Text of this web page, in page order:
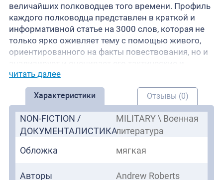
величайших полководцев того времени. Профиль
каждого полководца представлен в краткой и
информативной статье на 3000 слов, которая не
только ярко оживляет тему с помощью живого,
ориентированного на факты повествования, но и
стратегические способности.
Книга «Великие полководцы современного мира»
столь же доступна и информативна, как и строгая
и научная, является идеальным вступлением в
свою тему для неспециалиста, а также
стимулирующим и побуждающим к
знаний о военной истории. Со своими
на великих полководцах древней, средневековой
читать далее
Характеристики Отзывы (0)
NON-FICTION /
ДОКУМЕНТАЛИСТИКА
MILITARY \ Военная
литература
Обложка
мягкая
Авторы Andrew Roberts